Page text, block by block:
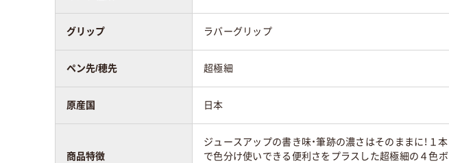
グリップ ラバーグリップ
ペン先/穂先 超極細
原産国 日本
商品特徴
ジュースアップの書き味・筆跡の濃さはそのままに！１本
で色分け使いできる便利さをプラスした超極細の４色ボ